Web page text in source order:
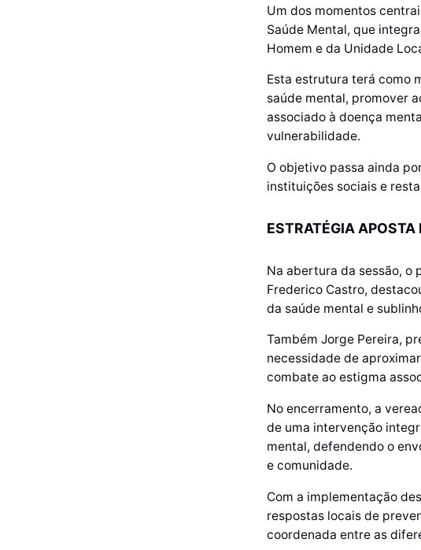
Um dos momentos
Saúde Mental, que
Homem e da Unidade
Esta estrutura terá como
saúde mental, promover
associado à doença
vulnerabilidade.
O objetivo passa ainda
instituições sociais e
ESTRATÉGIA APOSTA
Na abertura da sessão, o
Frederico Castro,
da saúde mental e
Também Jorge Pereira,
necessidade de
combate ao estigma
No encerramento, a
de uma intervenção
mental, defendendo o
e comunidade.
Com a implementação
respostas locais de
coordenada entre as